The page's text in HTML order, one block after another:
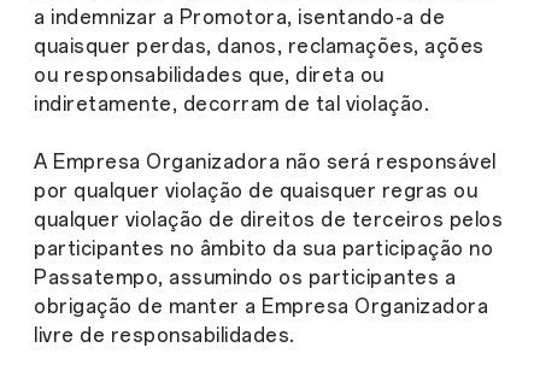
a indemnizar a Promotora, isentando-a de
quaisquer perdas, danos, reclamações, ações
ou responsabilidades que, direta ou
indiretamente, decorram de tal violação.
A Empresa Organizadora não será responsável
por qualquer violação de quaisquer regras ou
qualquer violação de direitos de terceiros pelos
participantes no âmbito da sua participação no
Passatempo, assumindo os participantes a
obrigação de manter a Empresa Organizadora
livre de responsabilidades.